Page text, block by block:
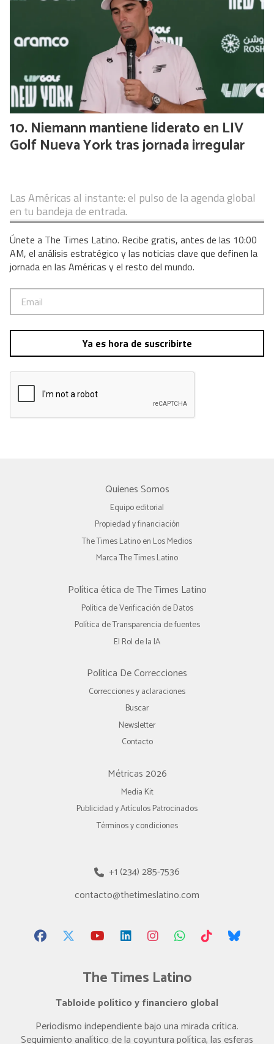
Niemann mantiene liderato en LIV
Golf Nueva York tras jornada irregular
Las Américas al instante: el pulso de la agenda global
en tu bandeja de entrada.
Únete a The Times Latino. Recibe gratis, antes de las 10:00
AM, el análisis estratégico y las noticias clave que definen la
jornada en las Américas y el resto del mundo.
Ya es hora de suscribirte
Quienes Somos
Equipo editorial
Propiedad y financiación
The Times Latino en Los Medios
Marca The Times Latino
Política ética de The Times Latino
Política de Verificación de Datos
Política de Transparencia de fuentes
El Rol de la IA
Política De Correcciones
Correcciones y aclaraciones
Buscar
Newsletter
Contacto
Métricas 2026
Media Kit
Publicidad y Artículos Patrocinados
Términos y condiciones
The Times Latino
Tabloide político y financiero global
Periodismo independiente bajo una mirada crítica.
Seguimiento analítico de la coyuntura política, las esferas
+1 (234) 285-7536
contacto@thetimeslatino.com